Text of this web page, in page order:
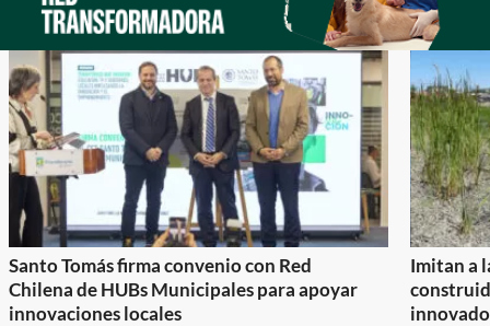
Santo Tomás firma convenio con Red
Chilena de HUBs Municipales para apoyar
innovaciones locales
Imitan a